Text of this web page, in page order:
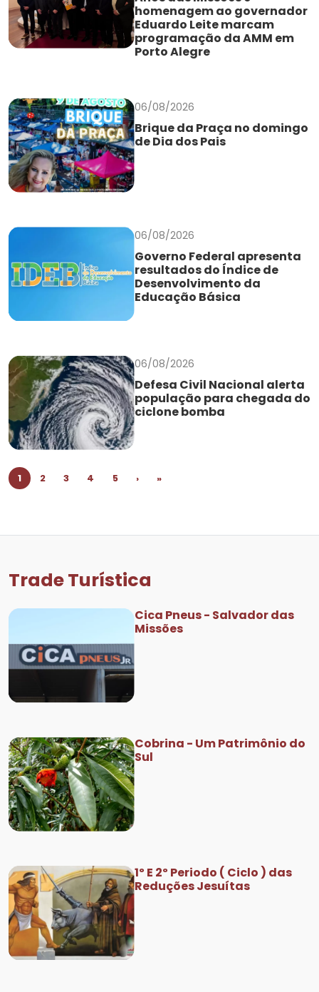
homenagem ao governador
Eduardo Leite marcam
programação da AMM em
Porto Alegre
06/08/2026
Brique da Praça no domingo
de Dia dos Pais
06/08/2026
Governo Federal apresenta
resultados do Índice de
Desenvolvimento da
Educação Básica
06/08/2026
Defesa Civil Nacional alerta
população para chegada do
ciclone bomba
1 2 3 4 5 › »
Trade Turística
Cica Pneus - Salvador das
Missões
Cobrina - Um Patrimônio do
Sul
1º E 2º Periodo ( Ciclo ) das
Reduções Jesuítas